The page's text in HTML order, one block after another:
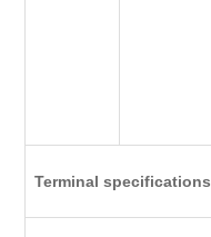
Terminal specifications